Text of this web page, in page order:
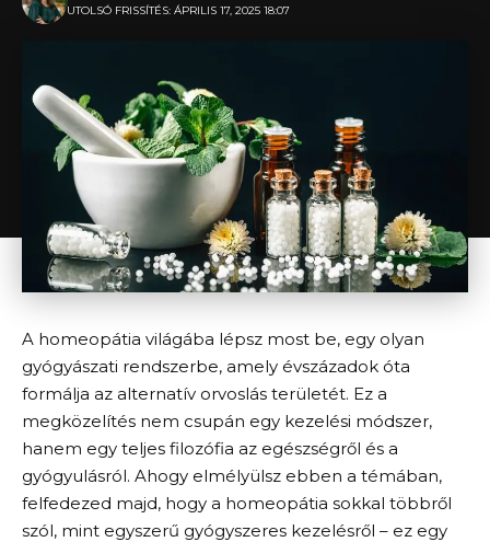
UTOLSÓ FRISSÍTÉS: ÁPRILIS 17, 2025 18:07
A homeopátia világába lépsz most be, egy olyan
gyógyászati rendszerbe, amely évszázadok óta
formálja az alternatív orvoslás területét. Ez a
megközelítés nem csupán egy kezelési módszer,
hanem egy teljes filozófia az egészségről és a
gyógyulásról. Ahogy elmélyülsz ebben a témában,
felfedezed majd, hogy a homeopátia sokkal többről
szól, mint egyszerű gyógyszeres kezelésről – ez egy